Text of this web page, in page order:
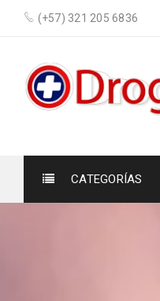
(+57) 321 205 6836
CATEGORÍAS